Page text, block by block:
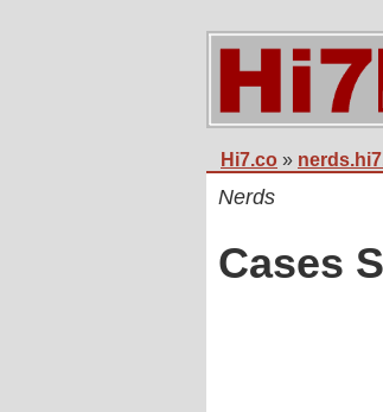
Hi7.co »
Nerds
Cases